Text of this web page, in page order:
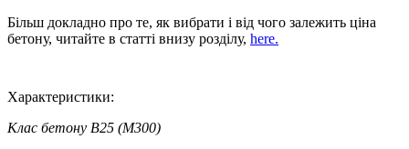
Більш докладно про те, як вибрати і від чого залежить ціна
бетону, читайте в статті внизу розділу, here.
Характеристики:
Клас бетону В25 (М300)